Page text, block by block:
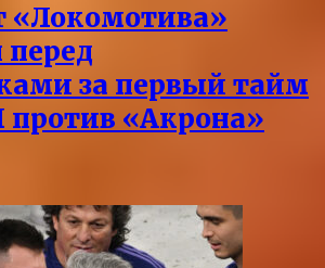
«Локомотива»
перед
за первый тайм
«Акрона»